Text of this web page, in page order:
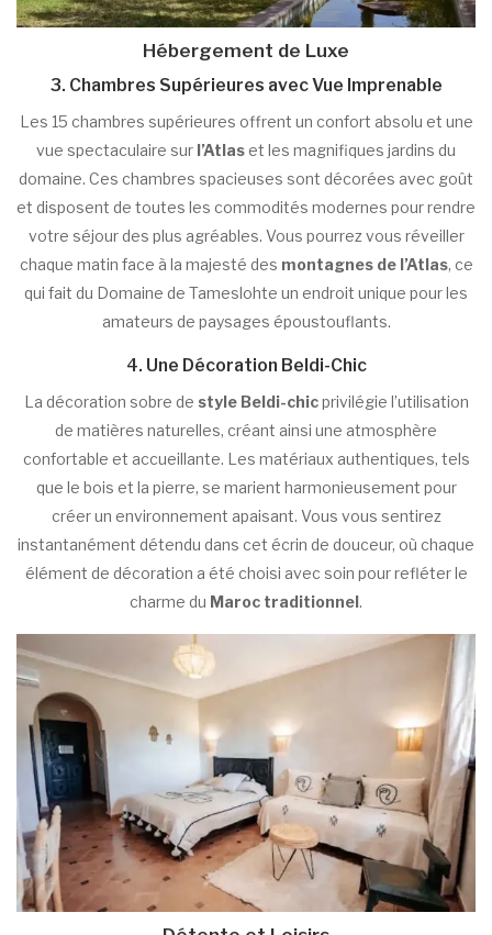
Hébergement de Luxe
3. Chambres Supérieures avec Vue Imprenable
Les 15 chambres supérieures offrent un confort absolu et une
vue spectaculaire sur l’Atlas et les magnifiques jardins du
domaine. Ces chambres spacieuses sont décorées avec goût
et disposent de toutes les commodités modernes pour rendre
votre séjour des plus agréables. Vous pourrez vous réveiller
chaque matin face à la majesté des montagnes de l’Atlas, ce
qui fait du Domaine de Tameslohte un endroit unique pour les
amateurs de paysages époustouflants.
4. Une Décoration Beldi-Chic
La décoration sobre de style Beldi-chicprivilégie l’utilisation
de matières naturelles, créant ainsi une atmosphère
confortable et accueillante. Les matériaux authentiques, tels
que le bois et la pierre, se marient harmonieusement pour
créer un environnement apaisant. Vous vous sentirez
instantanément détendu dans cet écrin de douceur, où chaque
élément de décoration a été choisi avec soin pour refléter le
charme du Maroc traditionnel.